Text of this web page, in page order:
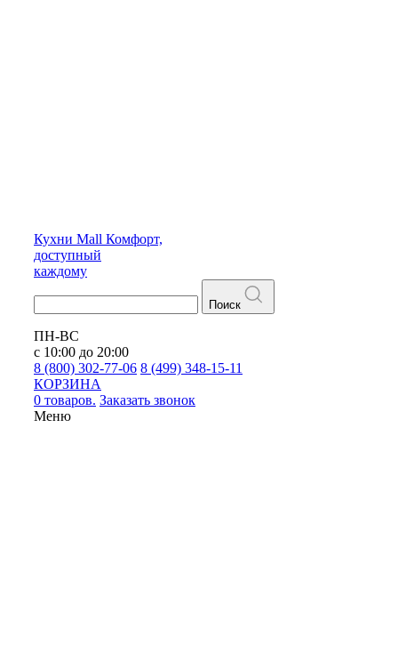
Кухни Mall Комфорт,
доступный
каждому
Поиск
ПН-ВС
с 10:00 до 20:00
8 (800) 302-77-06 8 (499) 348-15-11
КОРЗИНА
0 товаров. Заказать звонок
Меню